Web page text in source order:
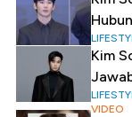
Kim
VIDEO